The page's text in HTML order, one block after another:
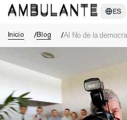
ES
Inicio Blog
Al filo de la
México
Al filo de la democracia: un espejo